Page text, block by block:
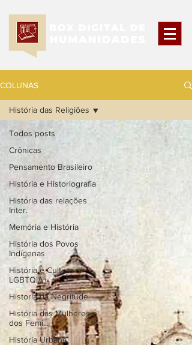
COLUNAS
Todos posts
Crônicas
Pensamento Brasileiro
História e Historiografia
História das relações
Inter.
Memória e História
História dos Povos
Indígenas
História e Cultura
LGBTQIA+
Historia da Negritude
História das Mulheres e
dos Femi...
História Urbana
História das Religiões